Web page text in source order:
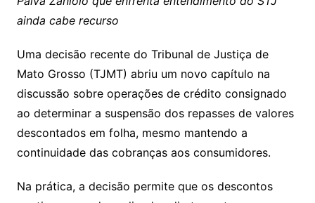
ainda cabe recurso
Uma decisão recente do Tribunal de Justiça de
Mato Grosso (TJMT) abriu um novo capítulo na
discussão sobre operações de crédito consignado
ao determinar a suspensão dos repasses de valores
descontados em folha, mesmo mantendo a
continuidade das cobranças aos consumidores.
Na prática, a decisão permite que os descontos